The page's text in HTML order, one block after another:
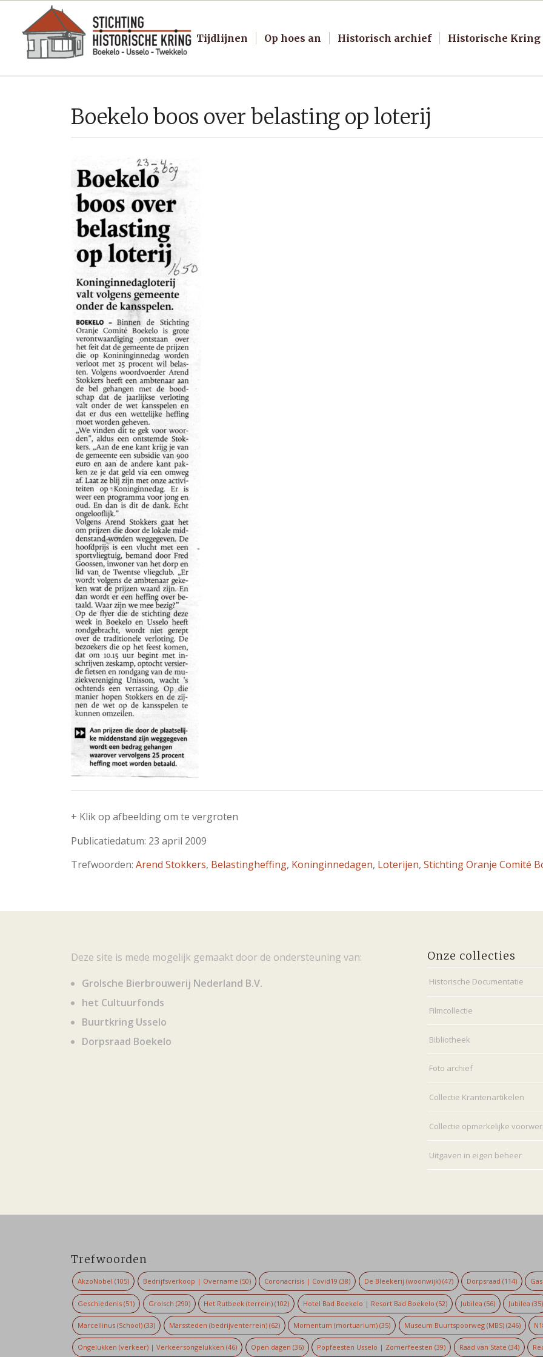
Tijdlijnen Op hoes an Historisch archief Historische Kring
Boekelo boos over belasting op loterij
+ Klik op afbeelding om te vergroten
Publicatiedatum: 23 april 2009
Trefwoorden:Arend Stokkers, Belastingheffing, Koninginnedagen, Loterijen,Stichting Oranje Comité
Deze site is mede mogelijk gemaakt door de ondersteuning van:
Grolsche Bierbrouwerij Nederland B.V.
het Cultuurfonds
Buurtkring Usselo
Dorpsraad Boekelo
Onze collecties
Historische Documentatie
Filmcollectie
Bibliotheek
Foto archief
Collectie Krantenartikelen
Collectie opmerkelijke
Uitgaven in eigen beheer
Trefwoorden
AkzoNobel (105) Bedrijfsverkoop | Overname (50) Coronacrisis | Covid19 (38) De Bleekerij (woonwijk)(47) Dorpsraad (114)
Geschiedenis (51) Grolsch (290) Het Rutbeek (terrein) (102) Hotel Bad Boekelo | Resort Bad Boekelo (52) Jubilea (56) Jubilea (35)
Marcellinus (School) (33) Marssteden (bedrijventerrein)(62) Momentum (mortuarium) (35) Museum Buurtspoorweg (MBS)(246)
Ongelukken (verkeer) | Verkeersongelukken (46) Open dagen (36) Popfeesten Usselo | Zomerfeesten (39) Raad van State (34)